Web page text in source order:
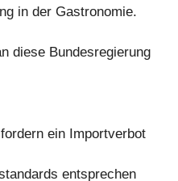
in der Gastronomie.
diese Bundesregierung
ein Importverbot
entsprechen